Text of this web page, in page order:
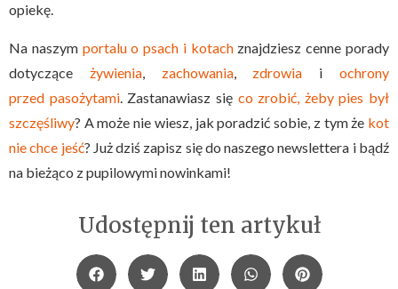
opiekę.
Na naszym portalu o psach i kotachznajdziesz cenne porady
dotyczące żywienia, zachowania, zdrowia iochrony
przed pasożytami. Zastanawiasz się co zrobić, żeby pies był
szczęśliwy? A może nie wiesz, jak poradzić sobie, z tym że kot
nie chce jeść? Już dziś zapisz się do naszego newslettera i bądź
na bieżąco z pupilowymi nowinkami!
Udostępnij ten artykuł